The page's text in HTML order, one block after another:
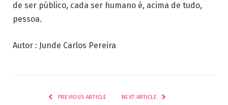
de ser público, cada ser humano é, acima de tudo,
pessoa.
Autor : Junde Carlos Pereira
PREVIOUS ARTICLE NEXT ARTICLE